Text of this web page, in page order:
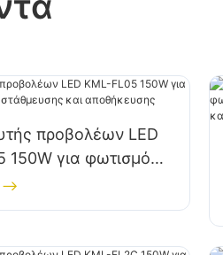
προβολέων LED
150W για φωτισμό
και